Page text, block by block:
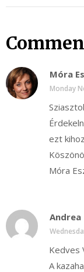
Móra
Monday
ezt
Móra
Andrea
Kedves
A